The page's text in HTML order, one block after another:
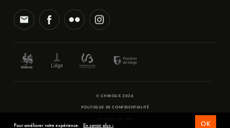
© CHIROUX 2026
POLITIQUE DE CONFIDENTIALITÉ
Pour améliorer votre expérience. En savoir plus › OK